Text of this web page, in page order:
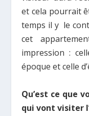
et cela pourrait
temps il y le
cet
impression :
époque et celle
Qu’est ce que
qui vont visiter